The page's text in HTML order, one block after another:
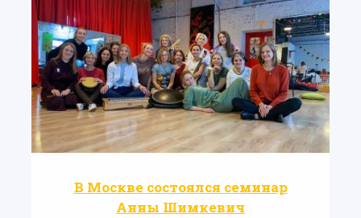
В Москве состоялся семинар
Анны Шимкевич